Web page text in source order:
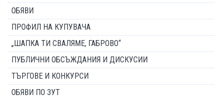
ОБЯВИ
ПРОФИЛ НА КУПУВАЧА
„ШАПКА ТИ СВАЛЯМЕ, ГАБРОВО“
ПУБЛИЧНИ ОБСЪЖДАНИЯ И ДИСКУСИИ
ТЪРГОВЕ И КОНКУРСИ
ОБЯВИ ПО ЗУТ